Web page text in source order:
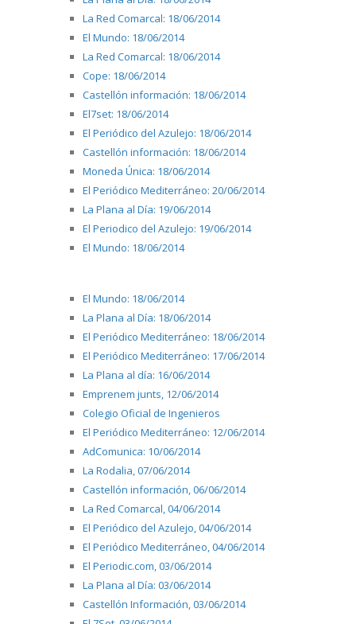
La Red Comarcal: 18/06/2014
El Mundo: 18/06/2014
La Red Comarcal: 18/06/2014
Cope: 18/06/2014
Castellón información: 18/06/2014
El7set: 18/06/2014
El Periódico del Azulejo: 18/06/2014
Castellón información: 18/06/2014
Moneda Única: 18/06/2014
El Periódico Mediterráneo: 20/06/2014
La Plana al Día: 19/06/2014
El Periodico del Azulejo: 19/06/2014
El Mundo: 18/06/2014
El Mundo: 18/06/2014
La Plana al Día: 18/06/2014
El Periódico Mediterráneo: 18/06/2014
El Periódico Mediterráneo: 17/06/2014
La Plana al día: 16/06/2014
Emprenem junts, 12/06/2014
Colegio Oficial de Ingenieros
El Periódico Mediterráneo: 12/06/2014
AdComunica: 10/06/2014
La Rodalia, 07/06/2014
Castellón información, 06/06/2014
La Red Comarcal, 04/06/2014
El Periódico del Azulejo, 04/06/2014
El Periódico Mediterráneo, 04/06/2014
El Periodic.com, 03/06/2014
La Plana al Día: 03/06/2014
Castellón Información, 03/06/2014